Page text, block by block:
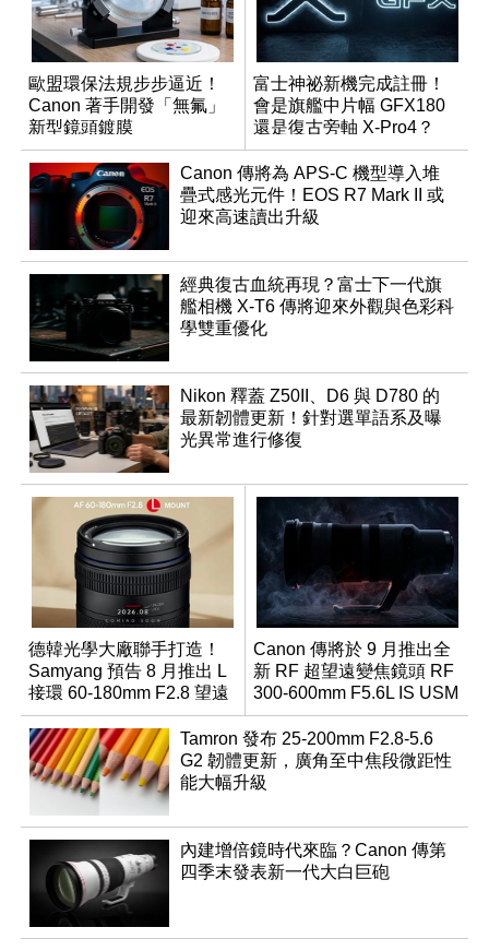
歐盟環保法規步步逼近！
Canon 著手開發「無氟」
新型鏡頭鍍膜
富士神祕新機完成註冊！
會是旗艦中片幅 GFX180
還是復古旁軸 X-Pro4？
Canon 傳將為 APS-C 機型導入堆
疊式感光元件！EOS R7 Mark II 或
迎來高速讀出升級
經典復古血統再現？富士下一代旗
艦相機 X-T6 傳將迎來外觀與色彩科
學雙重優化
Nikon 釋蓋 Z50II、D6 與 D780 的
最新韌體更新！針對選單語系及曝
光異常進行修復
德韓光學大廠聯手打造！
Samyang 預告 8 月推出 L
接環 60-180mm F2.8 望遠
變焦鏡
Canon 傳將於 9 月推出全
新 RF 超望遠變焦鏡頭 RF
300-600mm F5.6L IS USM
Tamron 發布 25-200mm F2.8-5.6
G2 韌體更新，廣角至中焦段微距性
能大幅升級
內建增倍鏡時代來臨？Canon 傳第
四季末發表新一代大白巨砲